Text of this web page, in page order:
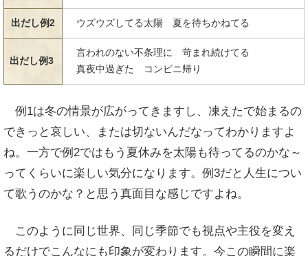
出だし例2 ウズウズしてる太陽 夏を待ちかねてる
出だし例3
言われのない不条理に 苛まれ続けてる
真夜中過ぎた コンビニ帰り
例1は冬の情景が広がってきますし、凍えたで始まるの
できっと哀しい、または切ないんだなってわかりますよ
ね。 一方で例2では もう夏休みを太陽も待ってるのかな～
ってくらいに楽しい気分になります。 例3だと 人生につい
て歌うのかな？と思う真面目な感じですよね。
このように同じ世界、同じ季節でも視点や主役を変え
るだけでこんなにも印象が変わります。今この瞬間に楽